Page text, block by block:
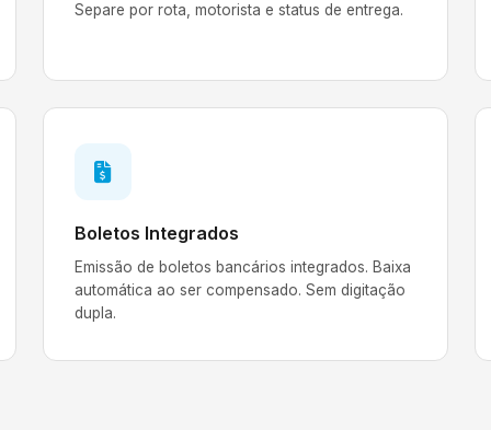
Separe por rota, motorista e status de entrega.
Boletos Integrados
Emissão de boletos bancários integrados. Baixa
automática ao ser compensado. Sem digitação
dupla.